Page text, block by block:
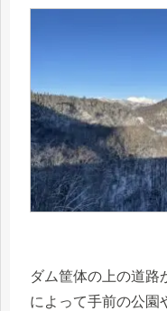
ダム筐体の上の道路
によって手前の公園